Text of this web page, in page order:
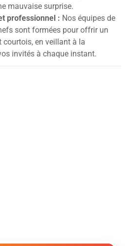
mauvaise surprise.
professionnel : Nos équipes de
sont formées pour offrir un
courtois, en veillant à la
invités à chaque instant.